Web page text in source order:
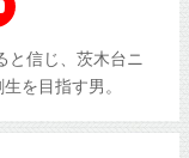
と信じ、茨木台ニ
を目指す男。